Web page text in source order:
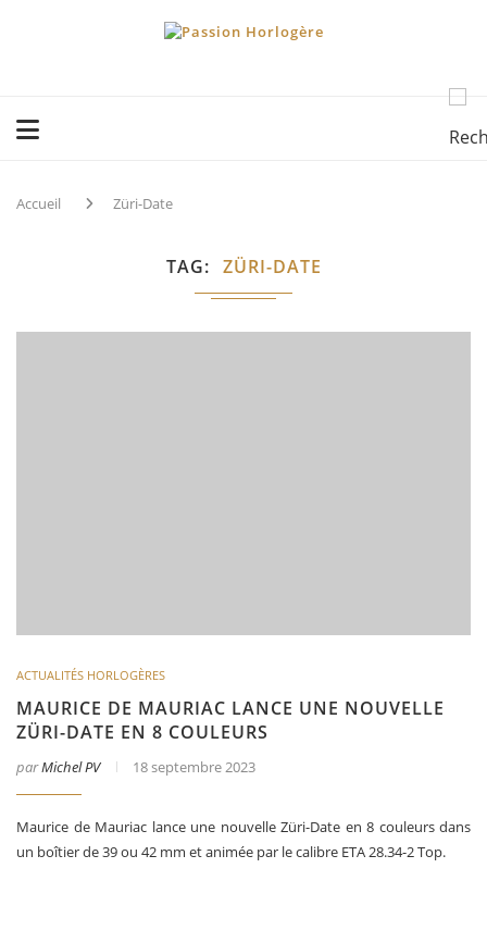
Accueil Züri-Date
TAG ZÜRI-DATE
ACTUALITÉS HORLOGÈRES
MAURICE DE MAURIAC LANCE UNE NOUVELLE
ZÜRI-DATE EN 8 COULEURS
parMichel PV 18 septembre 2023
Maurice de Mauriac lance une nouvelle Züri-Date en 8 couleurs dans
un boîtier de 39 ou 42 mm et animée par le calibre ETA 28.34-2 Top.